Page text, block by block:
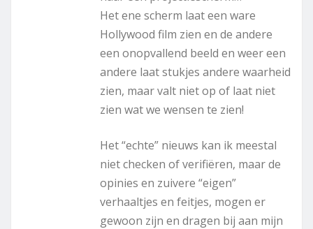
Het ene scherm laat een ware
Hollywood film zien en de andere
een onopvallend beeld en weer een
andere laat stukjes andere waarheid
zien, maar valt niet op of laat niet
zien wat we wensen te zien!
Het “echte” nieuws kan ik meestal
niet checken of verifiëren, maar de
opinies en zuivere “eigen”
verhaaltjes en feitjes, mogen er
gewoon zijn en dragen bij aan mijn